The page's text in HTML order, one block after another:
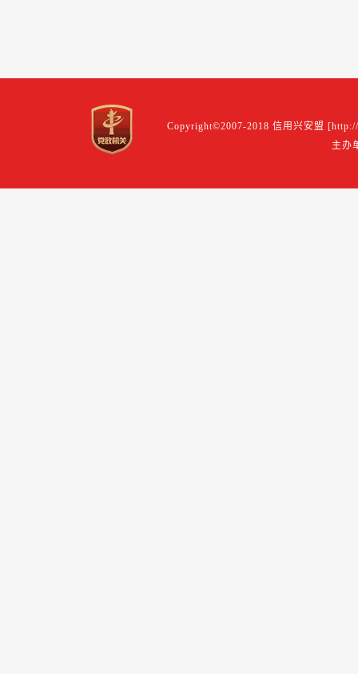
Copyright©2007-2018 信用兴安盟
主办